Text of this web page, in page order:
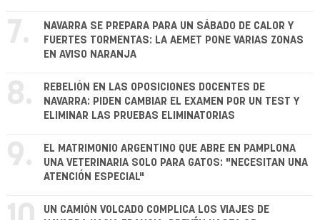
7.
NAVARRA SE PREPARA PARA UN SÁBADO DE CALOR Y
FUERTES TORMENTAS: LA AEMET PONE VARIAS ZONAS
EN AVISO NARANJA
8.
REBELIÓN EN LAS OPOSICIONES DOCENTES DE
NAVARRA: PIDEN CAMBIAR EL EXAMEN POR UN TEST Y
ELIMINAR LAS PRUEBAS ELIMINATORIAS
9.
EL MATRIMONIO ARGENTINO QUE ABRE EN PAMPLONA
UNA VETERINARIA SOLO PARA GATOS: "NECESITAN UNA
ATENCIÓN ESPECIAL"
UN CAMIÓN VOLCADO COMPLICA LOS VIAJES DE